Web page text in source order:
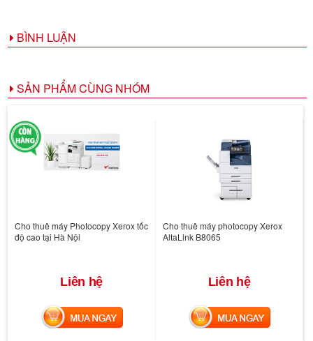
BÌNH LUẬN
SẢN PHẨM CÙNG NHÓM
Cho thuê máy Photocopy Xerox tốc
độ cao tại Hà Nội
Liên hệ
MUA NGAY
Cho thuê máy photocopy Xerox
AltaLink B8065
Liên hệ
MUA NGAY